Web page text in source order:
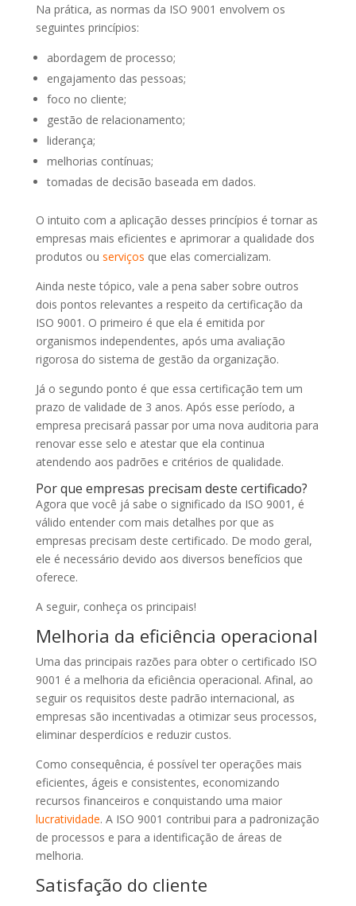
Na prática, as normas da ISO 9001 envolvem os
seguintes princípios:
abordagem de processo;
engajamento das pessoas;
foco no cliente;
gestão de relacionamento;
liderança;
melhorias contínuas;
tomadas de decisão baseada em dados.
O intuito com a aplicação desses princípios é tornar as
empresas mais eficientes e aprimorar a qualidade dos
produtos ou serviços que elas comercializam.
Ainda neste tópico, vale a pena saber sobre outros
dois pontos relevantes a respeito da certificação da
ISO 9001. O primeiro é que ela é emitida por
organismos independentes, após uma avaliação
rigorosa do sistema de gestão da organização.
Já o segundo ponto é que essa certificação tem um
prazo de validade de 3 anos. Após esse período, a
empresa precisará passar por uma nova auditoria para
renovar esse selo e atestar que ela continua
atendendo aos padrões e critérios de qualidade.
Por que empresas precisam deste certificado?
Agora que você já sabe o significado da ISO 9001, é
válido entender com mais detalhes por que as
empresas precisam deste certificado. De modo geral,
ele é necessário devido aos diversos benefícios que
oferece.
A seguir, conheça os principais!
Melhoria da eficiência operacional
Uma das principais razões para obter o certificado ISO
9001 é a melhoria da eficiência operacional. Afinal, ao
seguir os requisitos deste padrão internacional, as
empresas são incentivadas a otimizar seus processos,
eliminar desperdícios e reduzir custos.
Como consequência, é possível ter operações mais
eficientes, ágeis e consistentes, economizando
recursos financeiros e conquistando uma maior
lucratividade. A ISO 9001 contribui para a padronização
de processos e para a identificação de áreas de
melhoria.
Satisfação do cliente